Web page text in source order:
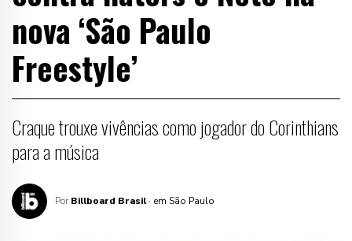
nova ‘São Paulo
Freestyle’
Craque trouxe vivências como jogador do Corinthians
para a música
Por Billboard Brasil · em São Paulo